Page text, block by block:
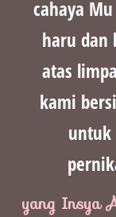
cahaya
haru dan
atas
kami
untuk
yang Insya